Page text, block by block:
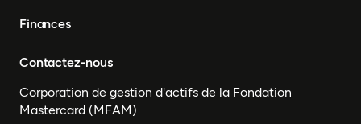
Finances
Contactez-nous
Corporation de gestion d'actifs de la Fondation
Mastercard (MFAM)